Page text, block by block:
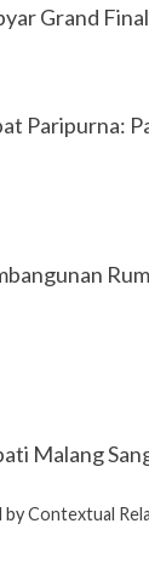
Grand
Paripurna:
Malang
byContextual